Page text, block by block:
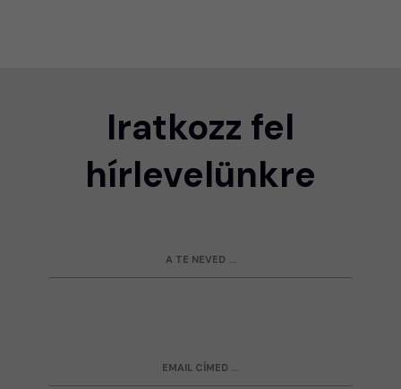
Iratkozz fel
hírlevelünkre